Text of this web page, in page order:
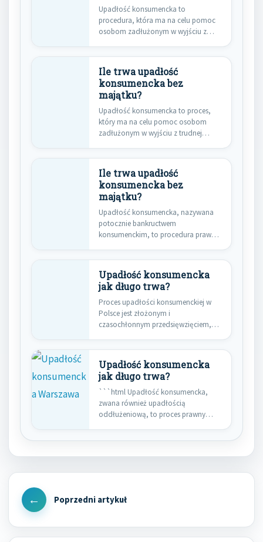
Upadłość konsumencka to
procedura, która ma na celu pomoc
osobom zadłużonym w wyjściu z
Ile trwa upadłość
konsumencka bez
majątku?
Upadłość konsumencka to proces,
który ma na celu pomoc osobom
zadłużonym w wyjściu z trudnej…
Ile trwa upadłość
konsumencka bez
majątku?
Upadłość konsumencka, nazywana
potocznie bankructwem
konsumenckim, to procedura prawna
Upadłość konsumencka
jak długo trwa?
Proces upadłości konsumenckiej w
Polsce jest złożonym i
czasochłonnym przedsięwzięciem,
Upadłość konsumencka
jak długo trwa?
```html Upadłość konsumencka,
zwana również upadłością
oddłużeniową, to proces prawny
Nawigacja
wpisu
Previous